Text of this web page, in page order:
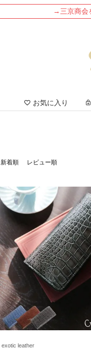
→三京商会
お気に入り
新着順 レビュー順
exotic leather